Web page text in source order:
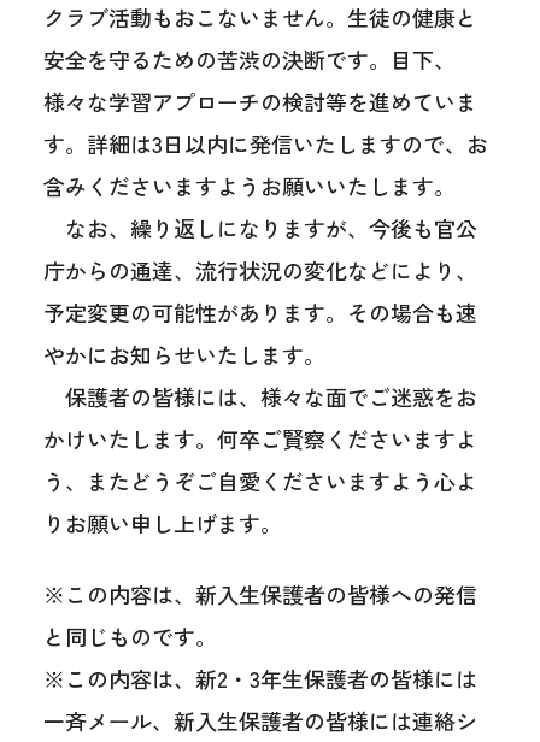
クラブ活動もおこないません。生徒の健康と
安全を守るための苦渋の決断です。目下、
様々な学習アプローチの検討等を進めていま
す。詳細は3日以内に発信いたしますので、お
含みくださいますようお願いいたします。
なお、繰り返しになりますが、今後も官公
庁からの通達、流行状況の変化などにより、
予定変更の可能性があります。その場合も速
やかにお知らせいたします。
保護者の皆様には、様々な面でご迷惑をお
かけいたします。何卒ご賢察くださいますよ
う、またどうぞご自愛くださいますよう心よ
りお願い申し上げます。
※この内容は、新入生保護者の皆様への発信
と同じものです。
※この内容は、新2・3年生保護者の皆様には
一斉メール、新入生保護者の皆様には連絡シ